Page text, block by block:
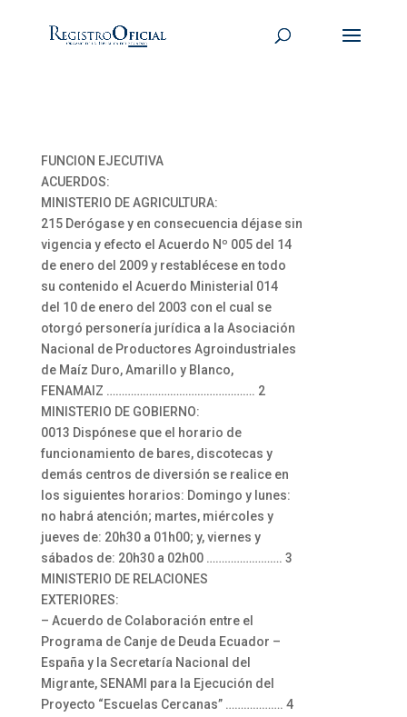
FUNCION EJECUTIVA
ACUERDOS:
MINISTERIO DE AGRICULTURA:
215 Derógase y en consecuencia déjase sin
vigencia y efecto el Acuerdo Nº 005 del 14
de enero del 2009 y restablécese en todo
su contenido el Acuerdo Ministerial 014
del 10 de enero del 2003 con el cual se
otorgó personería jurídica a la Asociación
Nacional de Productores Agroindustriales
de Maíz Duro, Amarillo y Blanco,
FENAMAIZ …………………………………………. 2
MINISTERIO DE GOBIERNO:
0013 Dispónese que el horario de
funcionamiento de bares, discotecas y
demás centros de diversión se realice en
los siguientes horarios: Domingo y lunes:
no habrá atención; martes, miércoles y
jueves de: 20h30 a 01h00; y, viernes y
sábados de: 20h30 a 02h00 ……………………. 3
MINISTERIO DE RELACIONES
EXTERIORES:
– Acuerdo de Colaboración entre el
Programa de Canje de Deuda Ecuador –
España y la Secretaría Nacional del
Migrante, SENAMI para la Ejecución del
Proyecto “Escuelas Cercanas” ………………. 4